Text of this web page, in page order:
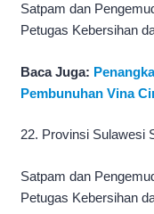
Satpam dan
Petugas Kebersihan
Baca Juga:
Pembunuhan Vina
22. Provinsi Sulawesi
Satpam dan
Petugas Kebersihan